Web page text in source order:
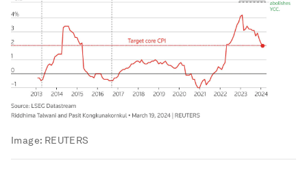
Image: REUTERS